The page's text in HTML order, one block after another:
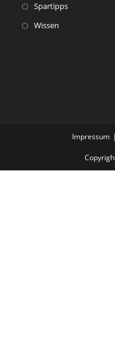
Spartipps
Wissen
Impressum